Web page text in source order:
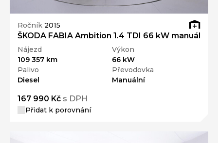
Ročník 2015
ŠKODA FABIA Ambition 1.4 TDI 66 kW manuál
Nájezd
109 357 km
Výkon
66 kW
Palivo
Diesel
Převodovka
Manuální
167 990 Kč s DPH
Přidat k porovnání